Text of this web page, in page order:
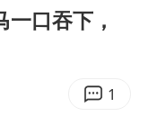
课口吞下，
1